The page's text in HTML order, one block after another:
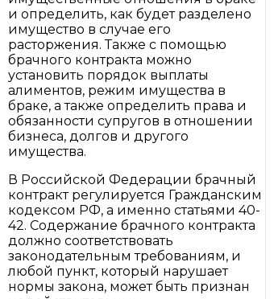
и определить, как будет разделено
имущество в случае его
расторжения. Также с помощью
брачного контракта можно
установить порядок выплаты
алиментов, режим имущества в
браке, а также определить права и
обязанности супругов в отношении
бизнеса, долгов и другого
имущества.
В Российской Федерации брачный
контракт регулируется Гражданским
кодексом РФ, а именно статьями 40-
42. Содержание брачного контракта
должно соответствовать
законодательным требованиям, и
любой пункт, который нарушает
нормы закона, может быть признан